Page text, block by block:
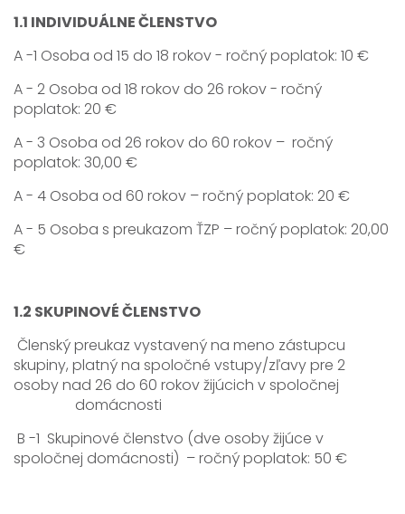
1.1 INDIVIDUÁLNE ČLENSTVO
A -1 Osoba od 15 do 18 rokov - ročný poplatok: 10 €
A - 2 Osoba od 18 rokov do 26 rokov - ročný
poplatok: 20 €
A - 3 Osoba od 26 rokov do 60 rokov – ročný
poplatok: 30,00 €
A - 4 Osoba od 60 rokov – ročný poplatok: 20 €
A - 5 Osoba s preukazom ŤZP – ročný poplatok: 20,00
€
1.2 SKUPINOVÉ ČLENSTVO
Členský preukaz vystavený na meno zástupcu
skupiny, platný na spoločné vstupy/zľavy pre 2
osoby nad 26 do 60 rokov žijúcich v spoločnej
domácnosti
B -1 Skupinové členstvo (dve osoby žijúce v
spoločnej domácnosti) – ročný poplatok: 50 €